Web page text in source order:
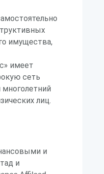
имущества,
имеет
сеть
лиц.
и
и